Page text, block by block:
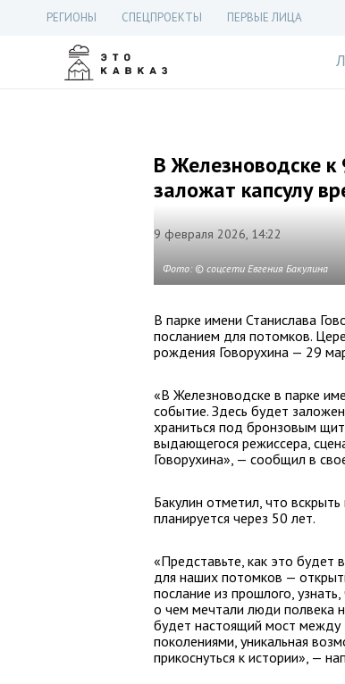
РЕГИОНЫ СПЕЦПРОЕКТЫ ПЕРВЫЕ ЛИЦА
В Железноводске к
заложат капсулу
9 февраля 2026, 14:22
Фото: © соцсети Евгения Бакулина
В парке имени Станислава
посланием для потомков.
рождения Говорухина — 29
«В Железноводске в парке
событие. Здесь будет
храниться под бронзовым
выдающегося режиссера,
Говорухина», — сообщил в
Бакулин отметил, что вскрыть
планируется через 50 лет.
«Представьте, как это будет
для наших потомков —
послание из прошлого,
о чем мечтали люди полвека
будет настоящий мост между
поколениями, уникальная
прикоснуться к истории», —